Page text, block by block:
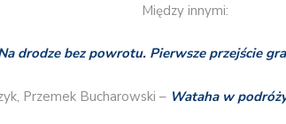
Między innymi:
drodze bez powrotu. Pierwsze przejście
Przemek Bucharowski – Wataha w